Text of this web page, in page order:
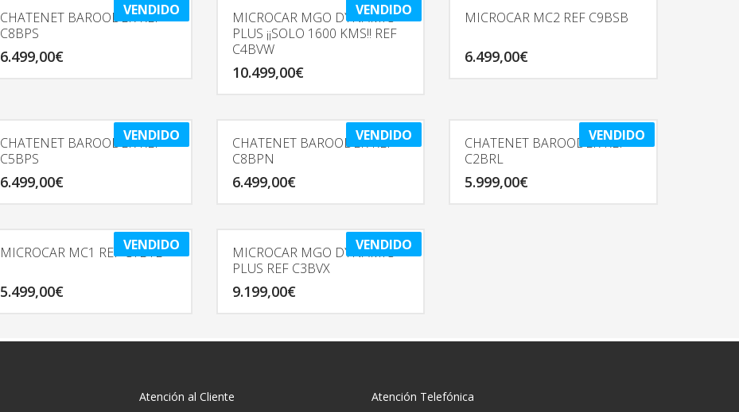
VENDIDO
CHATENET BAROODER REF
C8BPS
6.499,00€
VENDIDO
MICROCAR MGO DYNAMIC
PLUS ¡¡SOLO 1600 KMS!! REF
C4BVW
10.499,00€
MICROCAR MC2 REF C9BSB
6.499,00€
VENDIDO
CHATENET BAROODER REF
C5BPS
6.499,00€
VENDIDO
CHATENET BAROODER REF
C8BPN
6.499,00€
VENDIDO
CHATENET BAROODER REF
C2BRL
5.999,00€
VENDIDO
MICROCAR MC1 REF C1BTL
5.499,00€
VENDIDO
MICROCAR MGO DYNAMIC
PLUS REF C3BVX
9.199,00€
Atención al Cliente Atención Telefónica